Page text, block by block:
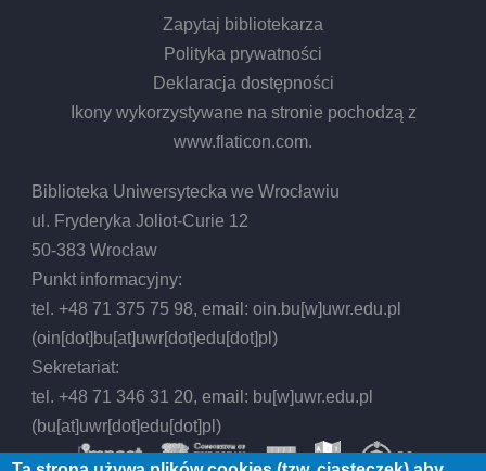
Zapytaj bibliotekarza
Polityka prywatności
Deklaracja dostępności
Ikony wykorzystywane na stronie pochodzą z
www.flaticon.com.
Biblioteka Uniwersytecka we Wrocławiu
ul. Fryderyka Joliot-Curie 12
50-383 Wrocław
Punkt informacyjny:
tel. +48 71 375 75 98, email:oin.bu[w]uwr.edu.pl
(oin[dot]bu[at]uwr[dot]edu[dot]pl)
Sekretariat:
tel. +48 71 346 31 20, email: bu[w]uwr.edu.pl
(bu[at]uwr[dot]edu[dot]pl)